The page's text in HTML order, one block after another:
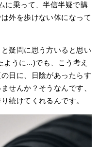
に乗って、半信半疑で購
外を歩けない体になって
疑問に思う方いると思い
うに...)でも、こう考え
日に、日陰があったらす
せんか？そうなんです、
続けてくれるんです。